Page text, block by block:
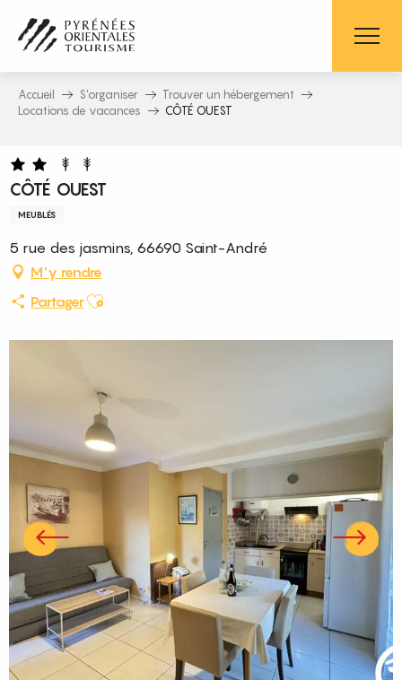
contenu
principal
Accueil S’organiser
Trouver un hébergement
Locations de vacances
CÔTÉ OUEST
CÔTÉ OUEST
MEUBLÉS
5 rue des jasmins, 66690 Saint-André
M'y rendre
PartagerAjouter aux favoris